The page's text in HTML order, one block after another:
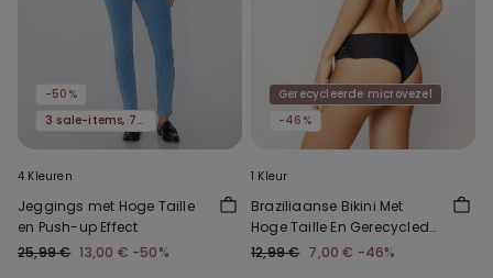
-50%
3 sale-items, 70% korting
4 Kleuren
Jeggings met Hoge Taille
en Push-up Effect
25,99 € 13,00 € -50%
Gerecycleerde microvezel
-46%
1 Kleur
Braziliaanse Bikini Met
Hoge Taille En Gerecyclede
Micro-Ruches
12,99 € 7,00 € -46%